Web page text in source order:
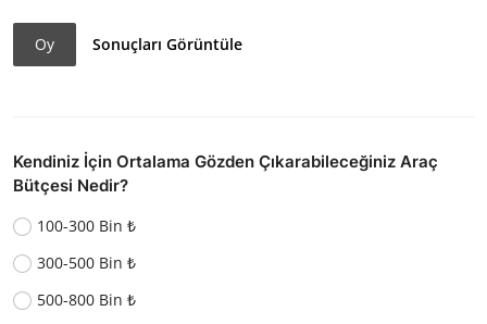
Oy Sonuçları Görüntüle
Kendiniz İçin Ortalama Gözden Çıkarabileceğiniz Araç
Bütçesi Nedir?
100-300 Bin ₺
300-500 Bin ₺
500-800 Bin ₺